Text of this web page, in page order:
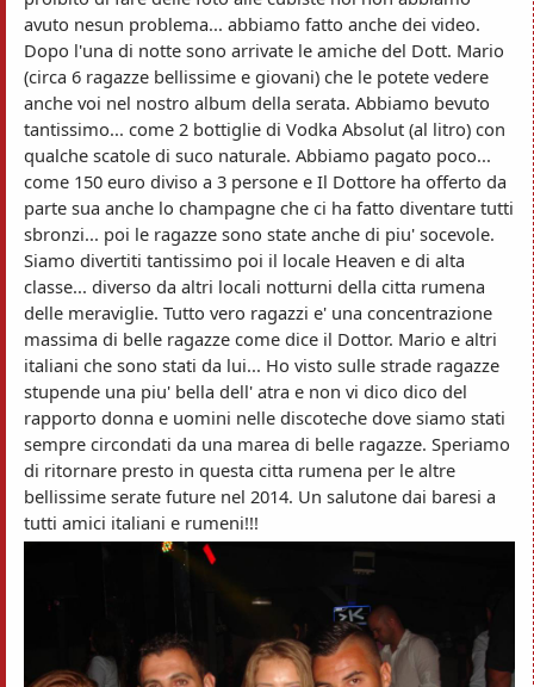
avuto nesun problema... abbiamo fatto anche dei video.
Dopo l'una di notte sono arrivate le amiche del Dott. Mario
(circa 6 ragazze bellissime e giovani) che le potete vedere
anche voi nel nostro album della serata. Abbiamo bevuto
tantissimo... come 2 bottiglie di Vodka Absolut (al litro) con
qualche scatole di suco naturale. Abbiamo pagato poco...
come 150 euro diviso a 3 persone e Il Dottore ha offerto da
parte sua anche lo champagne che ci ha fatto diventare tutti
sbronzi... poi le ragazze sono state anche di piu' socevole.
Siamo divertiti tantissimo poi il locale Heaven e di alta
classe... diverso da altri locali notturni della citta rumena
delle meraviglie. Tutto vero ragazzi e' una concentrazione
massima di belle ragazze come dice il Dottor. Mario e altri
italiani che sono stati da lui... Ho visto sulle strade ragazze
stupende una piu' bella dell' atra e non vi dico dico del
rapporto donna e uomini nelle discoteche dove siamo stati
sempre circondati da una marea di belle ragazze. Speriamo
di ritornare presto in questa citta rumena per le altre
bellissime serate future nel 2014. Un salutone dai baresi a
tutti amici italiani e rumeni!!!